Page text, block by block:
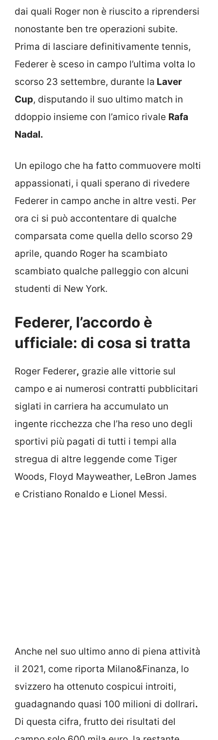
dai quali Roger non è riuscito a riprendersi
nonostante ben tre operazioni subite.
Prima di lasciare definitivamente tennis,
Federer è sceso in campo l’ultima volta lo
scorso 23 settembre, durante la Laver
Cup, disputando il suo ultimo match in
ddoppio insieme con l’amico rivale Rafa
Nadal.
Un epilogo che ha fatto commuovere molti
appassionati, i quali sperano di rivedere
Federer in campo anche in altre vesti. Per
ora ci si può accontentare di qualche
comparsata come quella dello scorso 29
aprile, quando Roger ha scambiato
scambiato qualche palleggio con alcuni
studenti di New York.
Federer, l’accordo è
ufficiale: di cosa si tratta
Roger Federer, grazie alle vittorie sul
campo e ai numerosi contratti pubblicitari
siglati in carriera ha accumulato un
ingente ricchezza che l’ha reso uno degli
sportivi più pagati di tutti i tempi alla
stregua di altre leggende come Tiger
Woods, Floyd Mayweather, LeBron James
e Cristiano Ronaldo e Lionel Messi.
Anche nel suo ultimo anno di piena attività
il 2021, come riporta Milano&Finanza, lo
svizzero ha ottenuto cospicui introiti,
guadagnando quasi 100 milioni di dollrari.
Di questa cifra, frutto dei risultati del